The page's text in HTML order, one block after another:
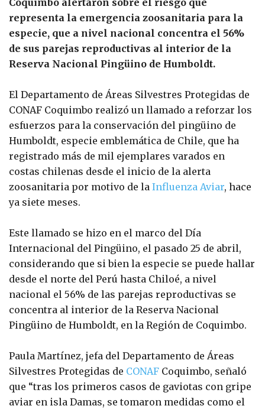
Coquimbo alertaron sobre el riesgo que
representa la emergencia zoosanitaria para la
especie, que a nivel nacional concentra el 56%
de sus parejas reproductivas al interior de la
Reserva Nacional Pingüino de Humboldt.
El Departamento de Áreas Silvestres Protegidas de
CONAF Coquimbo realizó un llamado a reforzar los
esfuerzos para la conservación del pingüino de
Humboldt, especie emblemática de Chile, que ha
registrado más de mil ejemplares varados en
costas chilenas desde el inicio de la alerta
zoosanitaria por motivo de la Influenza Aviar, hace
ya siete meses.
Este llamado se hizo en el marco del Día
Internacional del Pingüino, el pasado 25 de abril,
considerando que si bien la especie se puede hallar
desde el norte del Perú hasta Chiloé, a nivel
nacional el 56% de las parejas reproductivas se
concentra al interior de la Reserva Nacional
Pingüino de Humboldt, en la Región de Coquimbo.
Paula Martínez, jefa del Departamento de Áreas
Silvestres Protegidas de CONAF Coquimbo, señaló
que “tras los primeros casos de gaviotas con gripe
aviar en isla Damas, se tomaron medidas como el